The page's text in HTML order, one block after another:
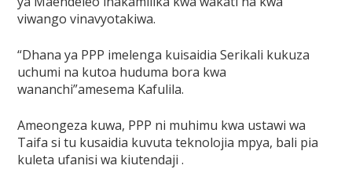
viwango vinavyotakiwa.
“Dhana ya PPP imelenga kuisaidia Serikali kukuza
uchumi na kutoa huduma bora kwa
wananchi”amesema Kafulila.
Ameongeza kuwa, PPP ni muhimu kwa ustawi wa
Taifa si tu kusaidia kuvuta teknolojia mpya, bali pia
kuleta ufanisi wa kiutendaji .